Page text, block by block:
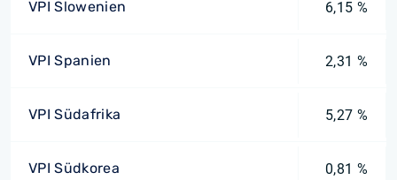
VPI Slowenien 6,15 %
VPI Spanien 2,31 %
VPI Südafrika 5,27 %
VPI Südkorea 0,81 %